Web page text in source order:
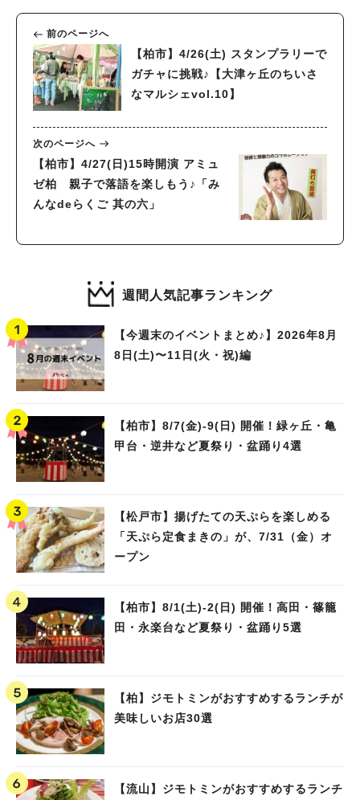
前のページへ
【柏市】4/26(土) スタンプラリーで
ガチャに挑戦♪【大津ヶ丘のちいさ
なマルシェvol.10】
次のページへ
【柏市】4/27(日)15時開演 アミュ
ゼ柏 親子で落語を楽しもう♪「み
んなdeらくご 其の六」
週間人気記事ランキング
【今週末のイベントまとめ♪】2026年8月
8日(土)〜11日(火・祝)編
【柏市】8/7(金)‐9(日) 開催！緑ヶ丘・亀
甲台・逆井など夏祭り・盆踊り4選
【松戸市】揚げたての天ぷらを楽しめる
「天ぷら定食まきの」が、7/31（金）オ
ープン
【柏市】8/1(土)‐2(日) 開催！高田・篠籠
田・永楽台など夏祭り・盆踊り5選
【柏】ジモトミンがおすすめするランチが
美味しいお店30選
【流山】ジモトミンがおすすめするランチ